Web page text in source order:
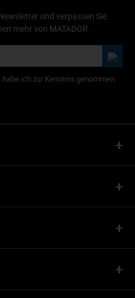
und verpassen Sie
mehr von MATADOR.
ich zur Kenntnis genommen.
+
+
+
+